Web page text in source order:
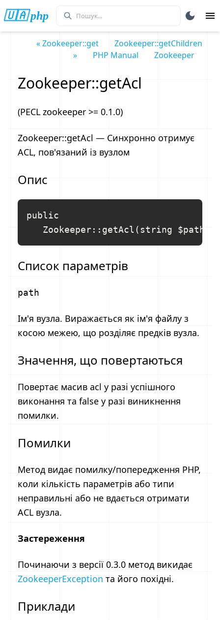
🇺🇦 php
« Zookeeper::get
Zookeeper::getChildren
»
PHP Manual Zookeeper
Zookeeper::getAcl
(PECL zookeeper >= 0.1.0)
Zookeeper::getAcl — Синхронно отримує
ACL, пов'язаний із вузлом
Опис
public
Список параметрів
path
Ім'я вузла. Виражається як ім'я файлу з
косою межею, що розділяє предків вузла.
Значення, що повертаються
Повертає масив acl у разі успішного
виконання та false у разі виникнення
помилки.
Помилки
Метод видає помилку/попередження PHP,
коли кількість параметрів або типи
неправильні або не вдається отримати
ACL вузла.
Застереження
Починаючи з версії 0.3.0 метод викидає
ZookeeperException та його похідні.
Приклади